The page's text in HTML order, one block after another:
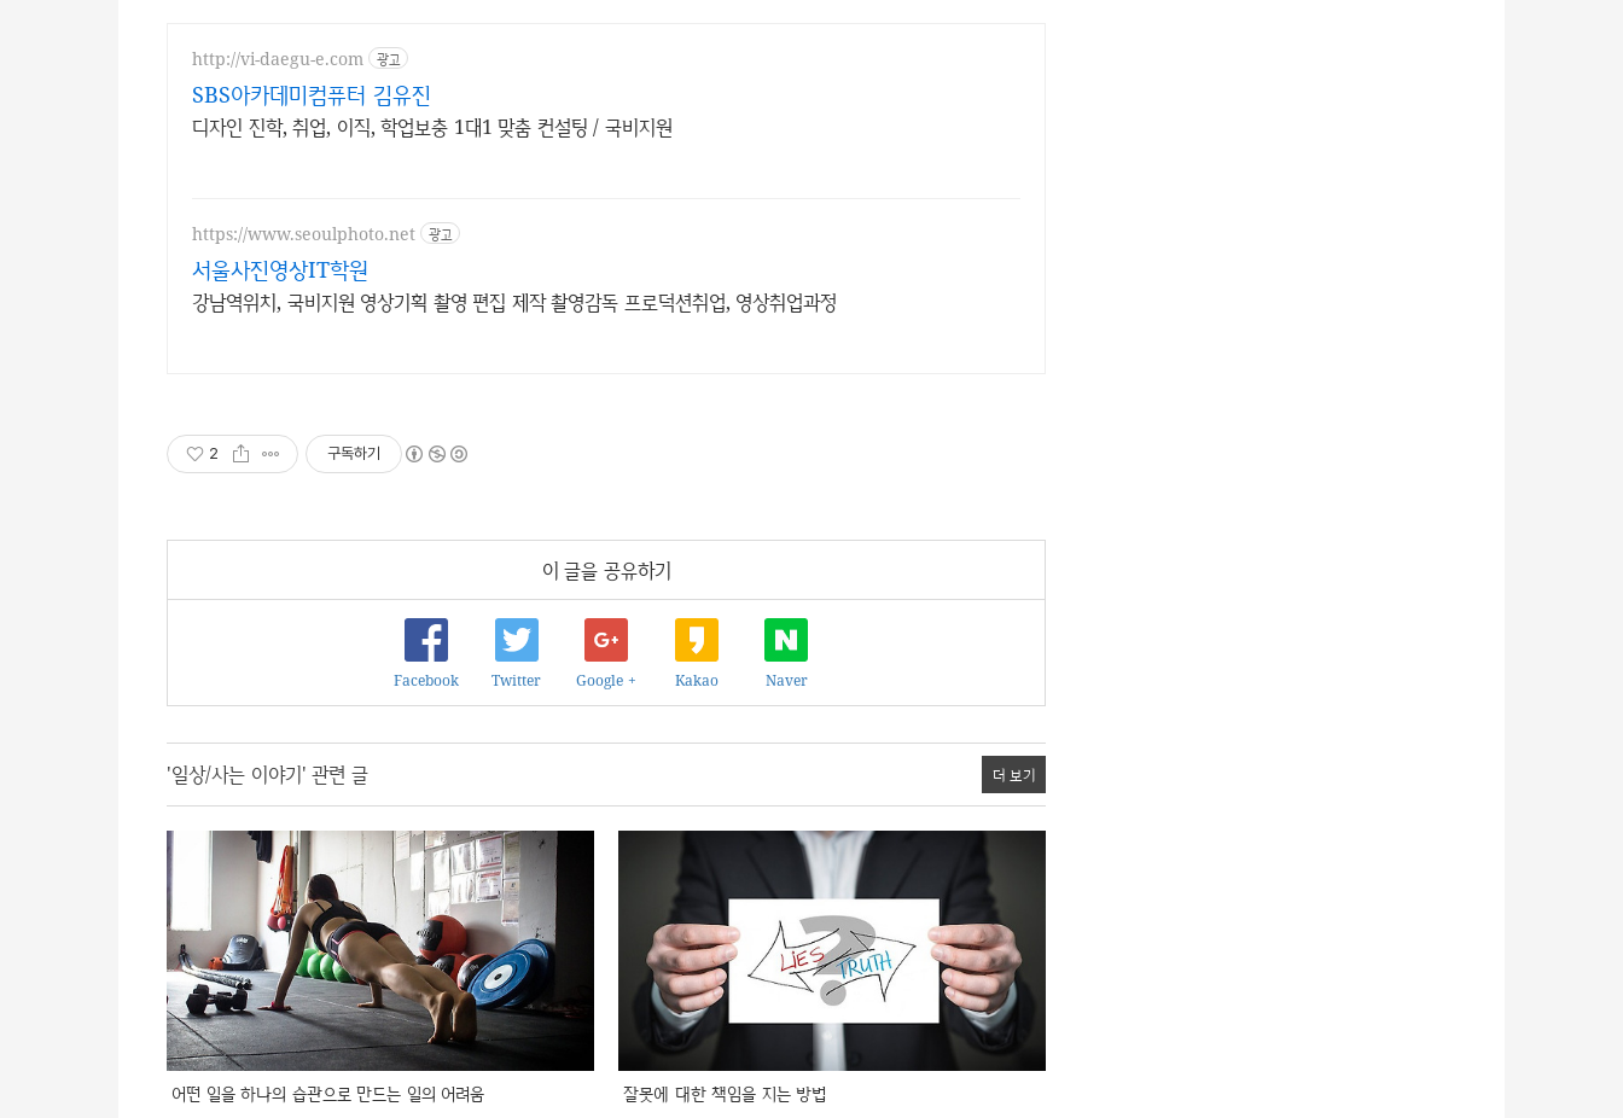
http://vi-daegu-e.com 광고
SBS아카데미컴퓨터 김유진
디자인 진학, 취업, 이직, 학업보충 1대1 맞춤 컨설팅 / 국비지원
https://www.seoulphoto.net 광고
서울사진영상IT학원
강남역위치, 국비지원 영상기획 촬영 편집 제작 촬영감독 프로덕션취업, 영상취업과정
2 구독하기
이 글을 공유하기
Facebook Twitter Google + Kakao Naver
'일상/사는 이야기' 관련 글 더 보기
어떤 일을 하나의 습관으로 만드는 일의 어려움 잘못에 대한 책임을 지는 방법